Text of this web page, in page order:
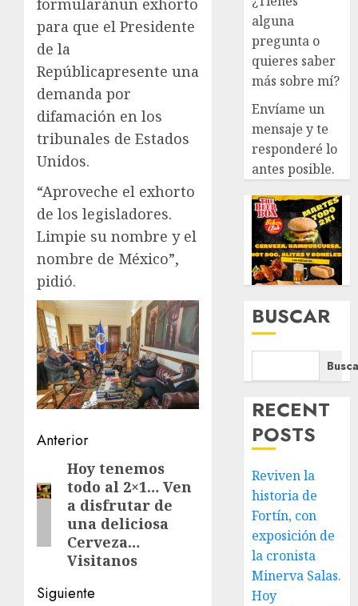
formularánun exhorto
para que el Presidente
de la
Repúblicapresente una
demanda por
difamación en los
tribunales de Estados
Unidos.
“Aproveche el exhorto
de los legisladores.
Limpie su nombre y el
nombre de México”,
pidió.
Navegación
entradas
Anterior
Entrada
anterior:
Hoy tenemos
todo al 2×1… Ven
a disfrutar de
una deliciosa
Cerveza…
Visitanos
Siguiente
alguna
pregunta o
quieres saber
más sobre mí?
Envíame un
mensaje y te
responderé lo
antes posible.
BUSCAR
RECENT
POSTS
Reviven la
historia de
Fortín, con
exposición de
la cronista
Minerva Salas.
Hoy